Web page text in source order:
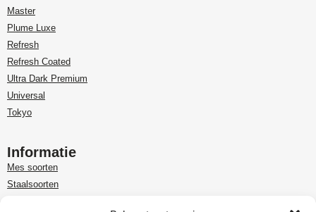
Master
Plume Luxe
Refresh
Refresh Coated
Ultra Dark Premium
Universal
Tokyo
Informatie
Mes soorten
Staalsoorten